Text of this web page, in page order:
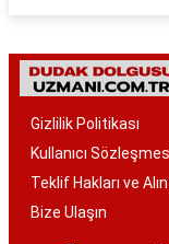
Gizlilik Politikası
Kullanıcı
Teklif Hakları ve
Bize Ulaşın